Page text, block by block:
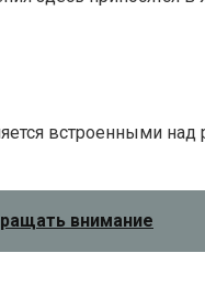
встроенными над
внимание